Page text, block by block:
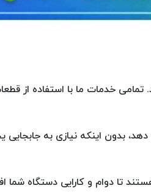
خدمات ما با استفاده از
بدون اینکه نیازی به جابجایی
تا دوام و کارایی دستگاه شما